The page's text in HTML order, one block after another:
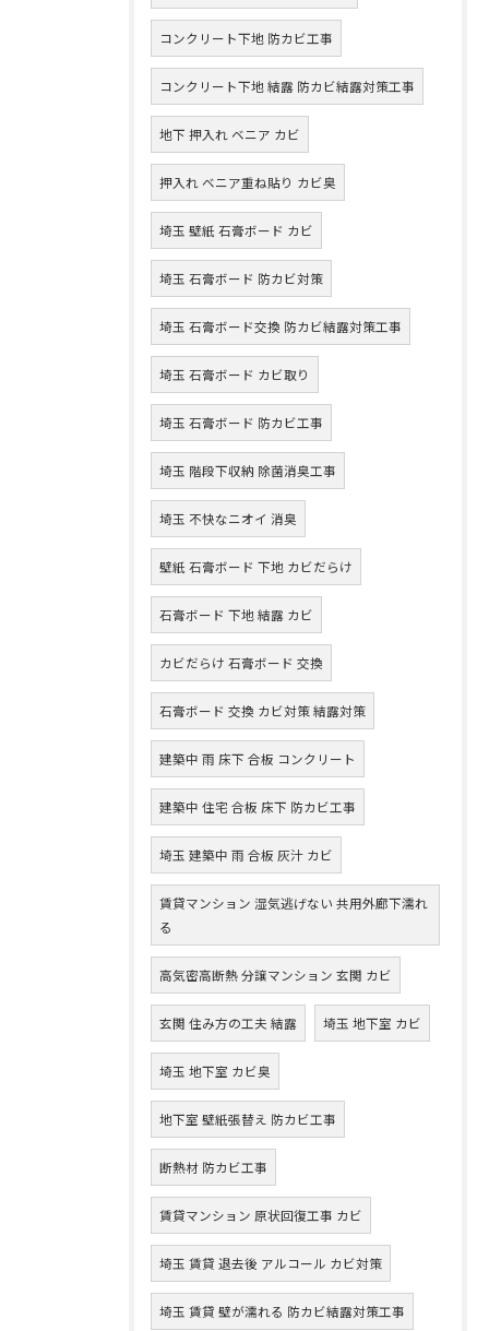
コンクリート下地 防カビ工事
コンクリート下地 結露 防カビ結露対策工事
地下 押入れ ベニア カビ
押入れ ベニア重ね貼り カビ臭
埼玉 壁紙 石膏ボード カビ
埼玉 石膏ボード 防カビ対策
埼玉 石膏ボード交換 防カビ結露対策工事
埼玉 石膏ボード カビ取り
埼玉 石膏ボード 防カビ工事
埼玉 階段下収納 除菌消臭工事
埼玉 不快なニオイ 消臭
壁紙 石膏ボード 下地 カビだらけ
石膏ボード 下地 結露 カビ
カビだらけ 石膏ボード 交換
石膏ボード 交換 カビ対策 結露対策
建築中 雨 床下 合板 コンクリート
建築中 住宅 合板 床下 防カビ工事
埼玉 建築中 雨 合板 灰汁 カビ
賃貸マンション 湿気逃げない 共用外廊下濡れ
る
高気密高断熱 分譲マンション 玄関 カビ
玄関 住み方の工夫 結露 埼玉 地下室 カビ
埼玉 地下室 カビ臭
地下室 壁紙張替え 防カビ工事
断熱材 防カビ工事
賃貸マンション 原状回復工事 カビ
埼玉 賃貸 退去後 アルコール カビ対策
埼玉 賃貸 壁が濡れる 防カビ結露対策工事